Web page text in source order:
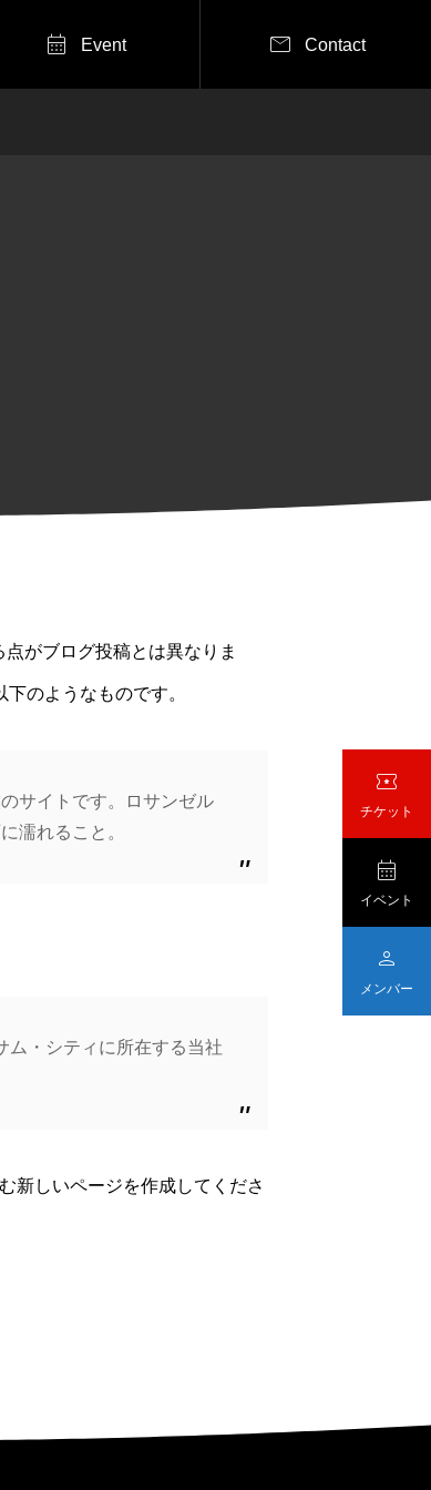
 Event  Contact
がブログ投稿とは異なりま
のようなものです。
サイトです。ロサンゼル
濡れること。
ム・シティに所在する当社
新しいページを作成してくださ

チケット

イベント

メンバー